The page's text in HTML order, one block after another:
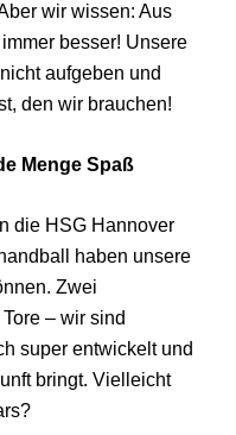
wir wissen: Aus
besser! Unsere
aufgeben und
den wir brauchen!
Menge Spaß
die HSG Hannover
haben unsere
Zwei
– wir sind
super entwickelt und
bringt. Vielleicht